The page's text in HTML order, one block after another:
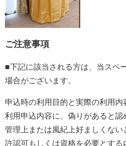
ご注意事項
■下記に該当される方は、当スペ
場合がございます。
申込時の利用目的と実際の利用内
利用申込内容に、偽りがあると認
管理上または風紀上好ましくない
許認可もしくは資格を必要とす